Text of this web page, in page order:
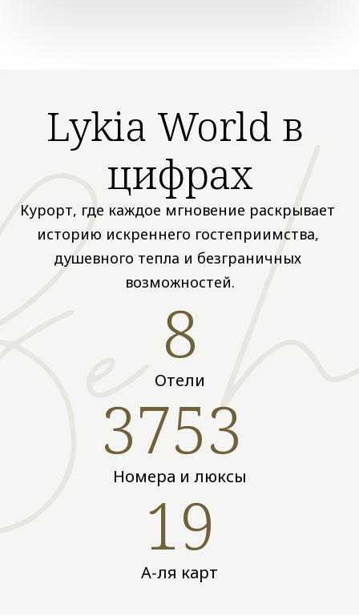
Lykia World в
цифрах
Курорт, где каждое мгновение раскрывает
историю искреннего гостеприимства,
душевного тепла и безграничных
возможностей.
8
Отели
3753
Номера и люксы
19
А-ля карт